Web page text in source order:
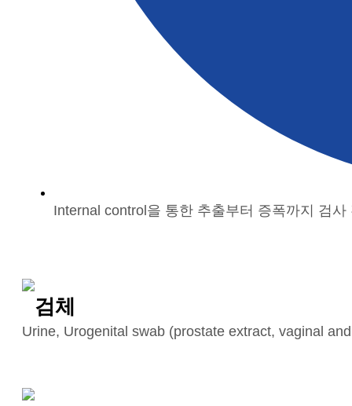
Internal control을 통한 추출부터 증폭까지 검사
검체
Urine, Urogenital swab (prostate extract, vaginal